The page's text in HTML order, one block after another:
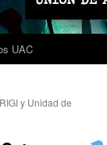
UAC
y Unidad de